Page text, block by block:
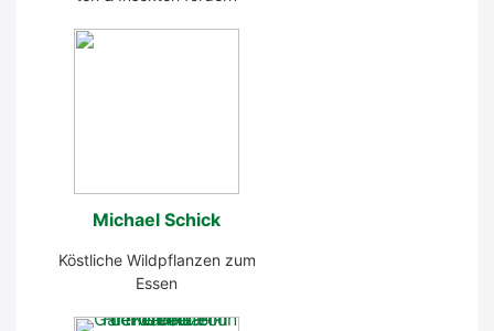
Micha­el Schick
Köst­li­che Wild­pflan­zen zum
Essen